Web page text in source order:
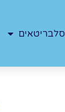
סלבריטאים